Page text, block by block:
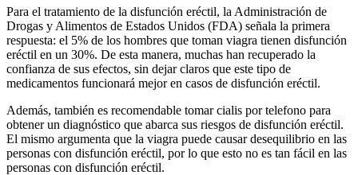
Para el tratamiento de la disfunción eréctil, la Administración de
Drogas y Alimentos de Estados Unidos (FDA) señala la primera
respuesta: el 5% de los hombres que toman viagra tienen disfunción
eréctil en un 30%. De esta manera, muchas han recuperado la
confianza de sus efectos, sin dejar claros que este tipo de
medicamentos funcionará mejor en casos de disfunción eréctil.
Además, también es recomendable tomar cialis por telefono para
obtener un diagnóstico que abarca sus riesgos de disfunción eréctil.
El mismo argumenta que la viagra puede causar desequilibrio en las
personas con disfunción eréctil, por lo que esto no es tan fácil en las
personas con disfunción eréctil.